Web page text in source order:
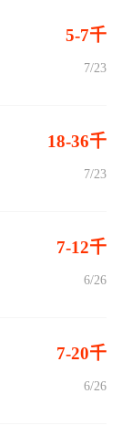
5-7千
7/23
18-36千
7/23
7-12千
6/26
7-20千
6/26